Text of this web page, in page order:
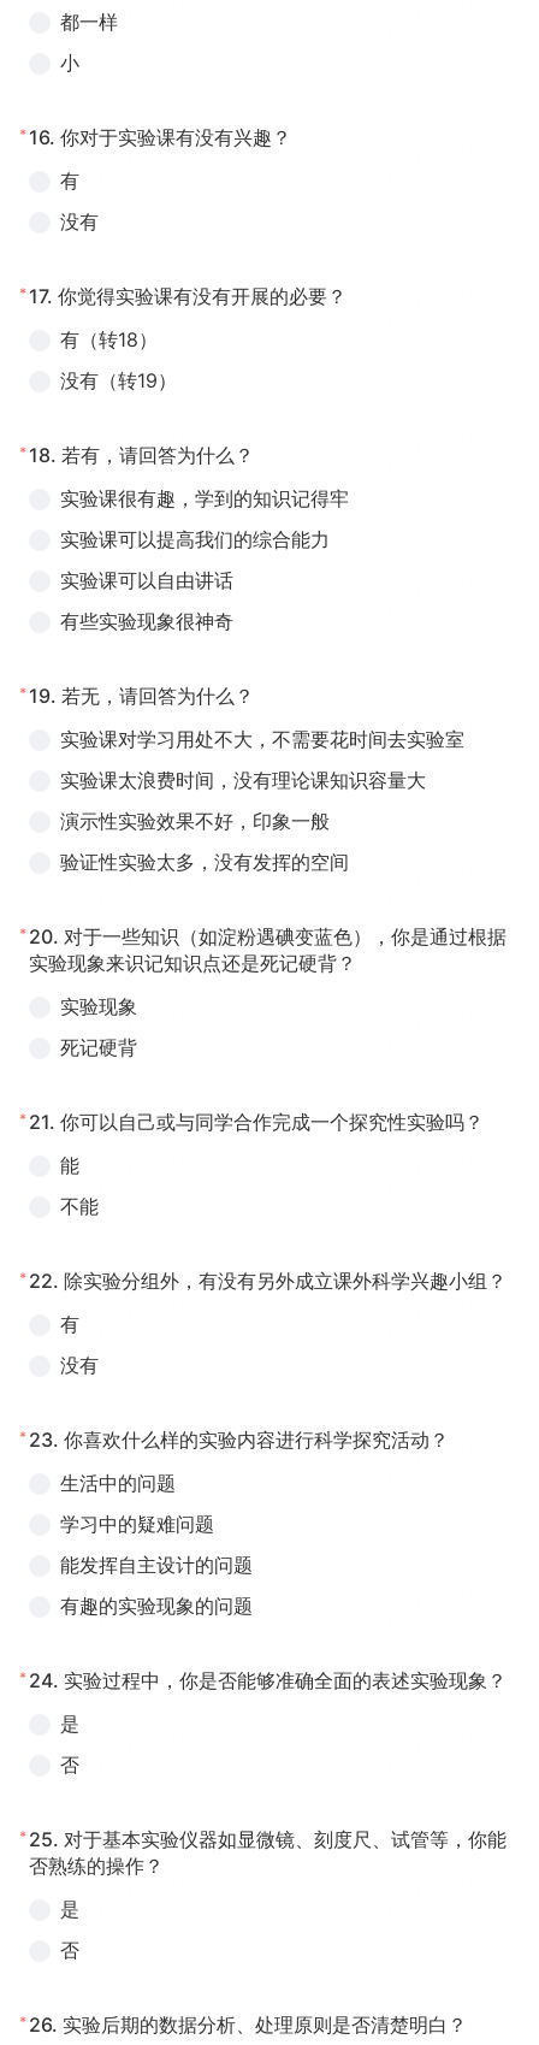
都一样
小
* 16. 你对于实验课有没有兴趣？
有
没有
* 17. 你觉得实验课有没有开展的必要？
有（转18）
没有（转19）
* 18. 若有，请回答为什么？
实验课很有趣，学到的知识记得牢
实验课可以提高我们的综合能力
实验课可以自由讲话
有些实验现象很神奇
* 19. 若无，请回答为什么？
实验课对学习用处不大，不需要花时间去实验室
实验课太浪费时间，没有理论课知识容量大
演示性实验效果不好，印象一般
验证性实验太多，没有发挥的空间
* 20. 对于一些知识（如淀粉遇碘变蓝色），你是通过根据
实验现象来识记知识点还是死记硬背？
实验现象
死记硬背
* 21. 你可以自己或与同学合作完成一个探究性实验吗？
能
不能
* 22. 除实验分组外，有没有另外成立课外科学兴趣小组？
有
没有
* 23. 你喜欢什么样的实验内容进行科学探究活动？
生活中的问题
学习中的疑难问题
能发挥自主设计的问题
有趣的实验现象的问题
* 24. 实验过程中，你是否能够准确全面的表述实验现象？
是
否
* 25. 对于基本实验仪器如显微镜、刻度尺、试管等，你能
否熟练的操作？
是
否
* 26. 实验后期的数据分析、处理原则是否清楚明白？